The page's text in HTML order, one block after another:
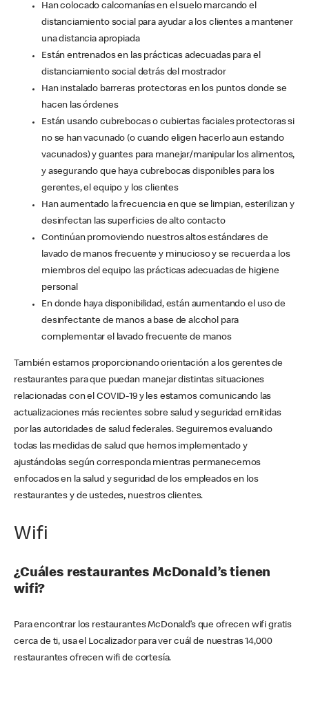
Han colocado calcomanías en el suelo marcando el
distanciamiento social para ayudar a los clientes a mantener
una distancia apropiada
Están entrenados en las prácticas adecuadas para el
distanciamiento social detrás del mostrador
Han instalado barreras protectoras en los puntos donde se
hacen las órdenes
Están usando cubrebocas o cubiertas faciales protectoras si
no se han vacunado (o cuando eligen hacerlo aun estando
vacunados) y guantes para manejar/manipular los alimentos,
y asegurando que haya cubrebocas disponibles para los
gerentes, el equipo y los clientes
Han aumentado la frecuencia en que se limpian, esterilizan y
desinfectan las superficies de alto contacto
Continúan promoviendo nuestros altos estándares de
lavado de manos frecuente y minucioso y se recuerda a los
miembros del equipo las prácticas adecuadas de higiene
personal
En donde haya disponibilidad, están aumentando el uso de
desinfectante de manos a base de alcohol para
complementar el lavado frecuente de manos
También estamos proporcionando orientación a los gerentes de
restaurantes para que puedan manejar distintas situaciones
relacionadas con el COVID-19 y les estamos comunicando las
actualizaciones más recientes sobre salud y seguridad emitidas
por las autoridades de salud federales. Seguiremos evaluando
todas las medidas de salud que hemos implementado y
ajustándolas según corresponda mientras permanecemos
enfocados en la salud y seguridad de los empleados en los
restaurantes y de ustedes, nuestros clientes.
Wifi
¿Cuáles restaurantes McDonald’s tienen
wifi?
Para encontrar los restaurantes McDonald’s que ofrecen wifi gratis
cerca de ti, usa el Localizador para ver cuál de nuestras 14,000
restaurantes ofrecen wifi de cortesía.